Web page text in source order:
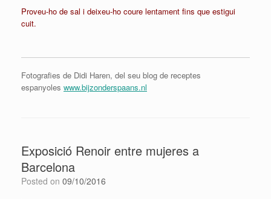
Proveu-ho de sal i deixeu-ho coure lentament fins que estigui
cuit.
Fotografies de Didi Haren, del seu blog de receptes
espanyoles www.bijzonderspaans.nl
Exposició Renoir entre mujeres a
Barcelona
Posted on 09/10/2016